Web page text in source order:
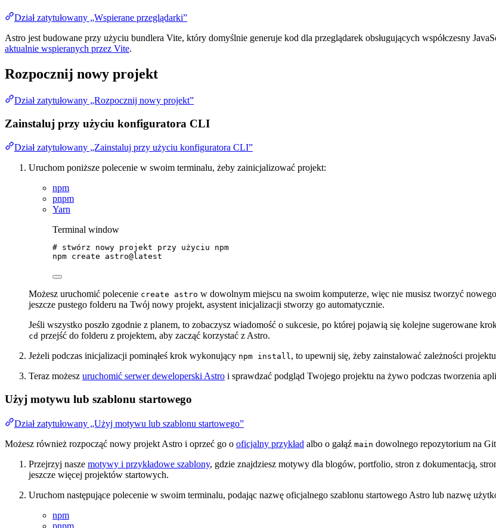
Dział zatytułowany „Wspierane przeglądarki”
Astro jest budowane przy użyciu bundlera Vite, który domyślnie generuje kod dla przeglądarek obsługujących współczesny
aktualnie wspieranych przez Vite.
Rozpocznij nowy projekt
Dział zatytułowany „Rozpocznij nowy projekt”
Zainstaluj przy użyciu konfiguratora CLI
Dział zatytułowany „Zainstaluj przy użyciu konfiguratora CLI”
Uruchom poniższe polecenie w swoim terminalu, żeby zainicjalizować projekt:
npm
pnpm
Yarn
Terminal window
# stwórz nowy projekt przy użyciu npm
npm create astro@latest
Możesz uruchomić polecenie create astro w dowolnym miejscu na swoim komputerze, więc nie musisz tworzyć
jeszcze pustego folderu na Twój nowy projekt, asystent inicjalizacji stworzy go automatycznie.
Jeśli wszystko poszło zgodnie z planem, to zobaczysz wiadomość o sukcesie, po której pojawią się kolejne sugerowane
cd przejść do folderu z projektem, aby zacząć korzystać z Astro.
Jeżeli podczas inicjalizacji pominąłeś krok wykonujący npm install, to upewnij się, żeby zainstalować zależności
Teraz możesz uruchomić serwer deweloperski Astro i sprawdzać podgląd Twojego projektu na żywo podczas tworzenia
Użyj motywu lub szablonu startowego
Dział zatytułowany „Użyj motywu lub szablonu startowego”
Możesz również rozpocząć nowy projekt Astro i oprzeć go o oficjalny przykład albo o gałąź main dowolnego repozytorium na
Przejrzyj nasze motywy i przykładowe szablony, gdzie znajdziesz motywy dla blogów, portfolio, stron z dokumentacją,
jeszcze więcej projektów startowych.
Uruchom następujące polecenie w swoim terminalu, podając nazwę oficjalnego szablonu startowego Astro lub nazwę
npm
pnpm